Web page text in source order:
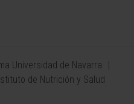
Universidad de Navarra
de Nutrición y Salud